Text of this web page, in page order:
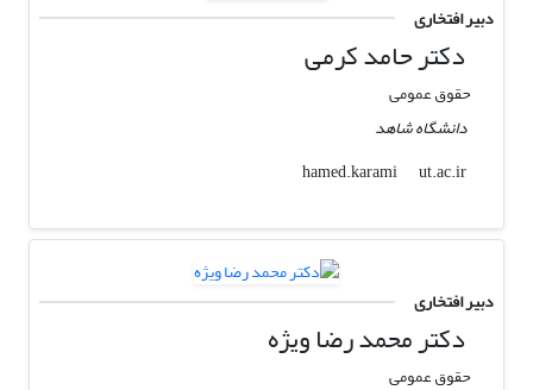
دبیر افتخاری
دکتر حامد کرمی
حقوق عمومی
دانشگاه شاهد
hamed.karami
ut.ac.ir
دبیر افتخاری
دکتر محمد رضا ویژه
حقوق عمومی